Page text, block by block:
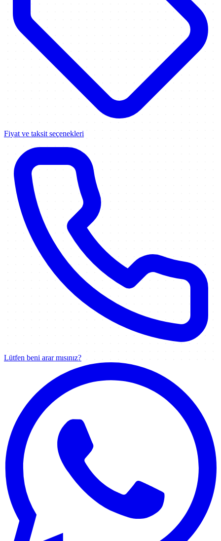
Fiyat ve taksit seçenekleri
Lütfen beni arar mısınız?